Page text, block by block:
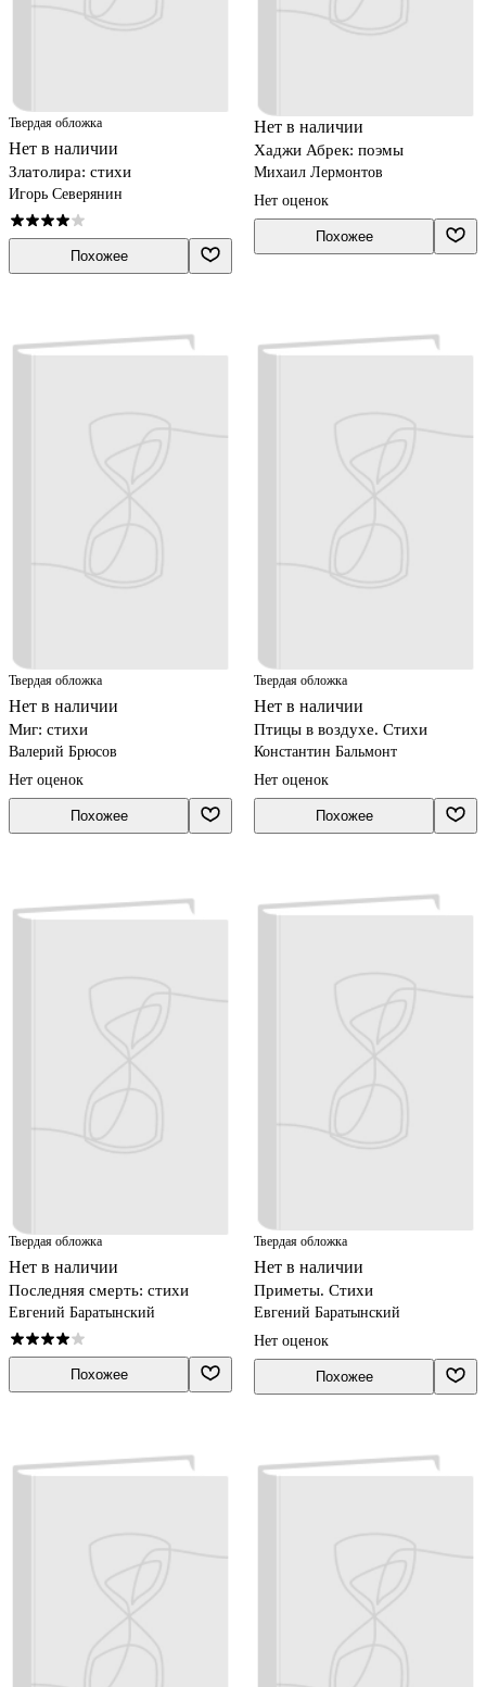
Твердая обложка
Нет в наличии
Златолира: стихи
Игорь Северянин
Похожее
Нет в наличии
Хаджи Абрек: поэмы
Михаил Лермонтов
Нет оценок
Похожее
Твердая обложка
Нет в наличии
Миг: стихи
Валерий Брюсов
Нет оценок
Похожее
Твердая обложка
Нет в наличии
Птицы в воздухе. Стихи
Константин Бальмонт
Нет оценок
Похожее
Твердая обложка
Нет в наличии
Последняя смерть: стихи
Евгений Баратынский
Похожее
Твердая обложка
Нет в наличии
Приметы. Стихи
Евгений Баратынский
Нет оценок
Похожее